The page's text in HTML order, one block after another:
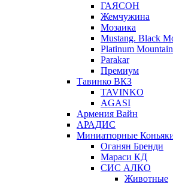
ГАЯСОН
Жемчужина
Мозаика
Mustang. Black
Platinum Mountain
Parakar
Премиум
Тавинко ВКЗ
TAVINKO
AGASI
Армения Вайн
АРАДИС
Миниатюрные
Оганян Бренди
Мараси КД
СИС АЛКО
Животные